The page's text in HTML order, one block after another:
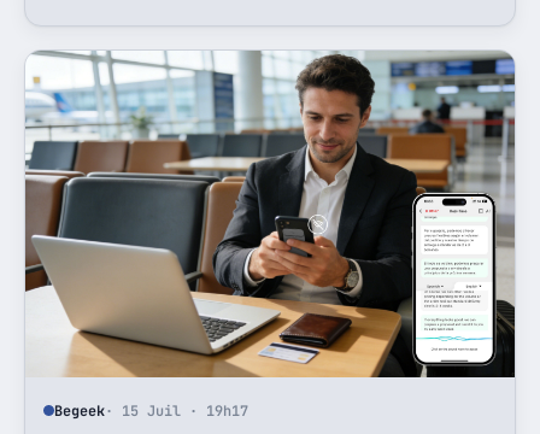
Begeek· 15 Juil · 19h17